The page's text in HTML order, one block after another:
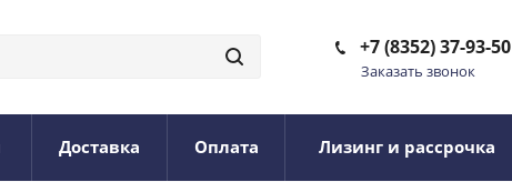
+7 (8352) 37-93-50
Заказать звонок
Доставка Оплата Лизинг и рассрочка